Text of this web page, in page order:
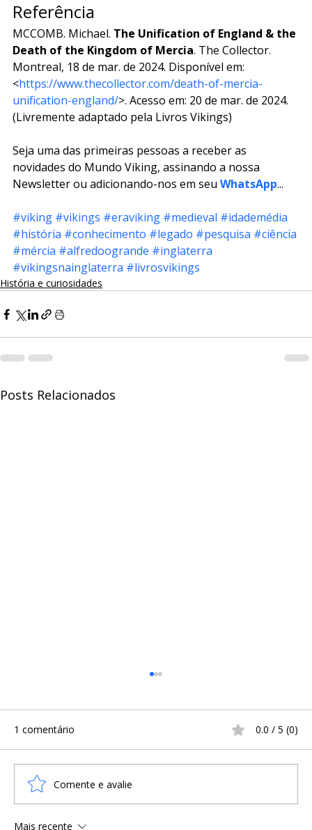
Referência
MCCOMB. Michael. The Unification of England & the
Death of the Kingdom of Mercia. The Collector.
Montreal, 18 de mar. de 2024. Disponível em:
<https://www.thecollector.com/death-of-mercia-
unification-england/>. Acesso em: 20 de mar. de 2024.
(Livremente adaptado pela Livros Vikings)
Seja uma das primeiras pessoas a receber as
novidades do Mundo Viking, assinando a nossa
Newsletter ou adicionando-nos em seu WhatsApp...
#viking #vikings #eraviking #medieval #idademédia
#história #conhecimento #legado #pesquisa #ciência
#mércia #alfredoogrande #inglaterra
#vikingsnainglaterra #livrosvikings
História e curiosidades
Posts Relacionados
1 comentário 0.0 / 5 (0)
Comente e avalie
Mais recente